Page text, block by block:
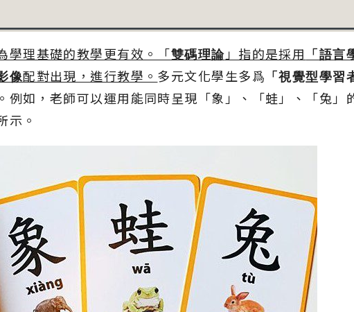
學理基礎的教學更有效。「 雙碼理論」指的是採用
「語言
像配對出現，進行教學。 多元文化學生多爲 「視覺型學習
例如，老師可以運用能同時呈現「象」、「蛙」、「兔」
示。